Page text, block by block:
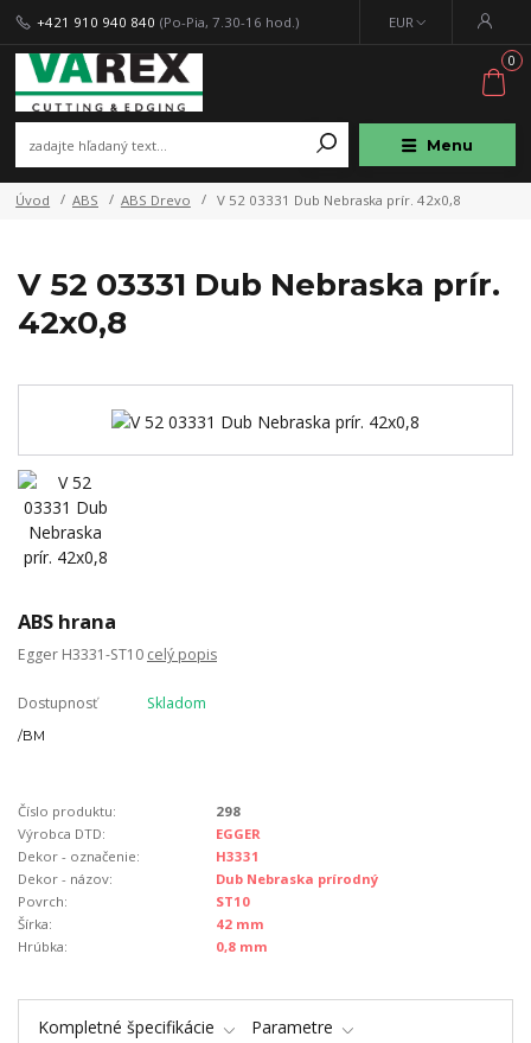
Menu
EUR
+421 910 940 840 (Po-Pia, 7.30-16 hod.)
0
Úvod ABS ABS Drevo V 52 03331 Dub Nebraska prír. 42x0,8
V 52 03331 Dub Nebraska prír.
42x0,8
ABS hrana
Egger H3331-ST10 celý popis
Dostupnosť Skladom
/BM
Číslo produktu:
298
Výrobca DTD:
EGGER
Dekor - označenie:
H3331
Dekor - názov:
Dub Nebraska prírodný
Povrch:
ST10
Šírka:
42 mm
Hrúbka:
0,8 mm
Kompletné špecifikácie Parametre